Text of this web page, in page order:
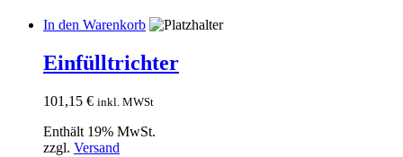
In den Warenkorb
Einfülltrichter
101,15 € inkl. MWSt
Enthält 19% MwSt.
zzgl. Versand